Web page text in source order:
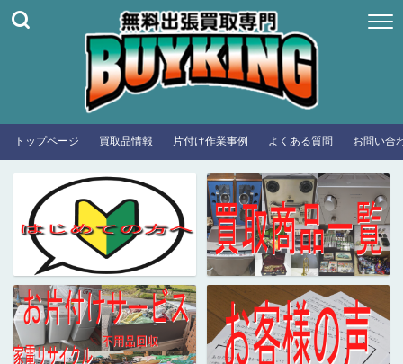
トップページ 買取品情報 片付け作業事例 よくある質問 お問い合